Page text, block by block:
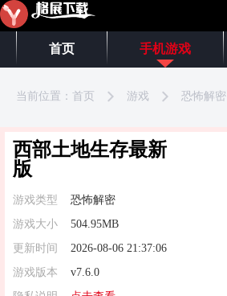
首页 手机游戏
当前位置： 首页 游戏 恐怖解密
西部土地生存最新
版
游戏类型
恐怖解密
游戏大小
504.95MB
更新时间
2026-08-06 21:37:06
游戏版本
v7.6.0